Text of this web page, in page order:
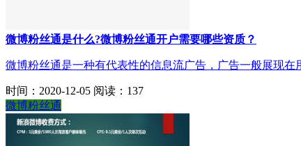
微博粉丝通是什么?微博粉丝通开户需要哪些资质？
微博粉丝通是一种有代表性的信息流广告，广告一般展现
时间：2020-12-05 阅读：137
微博粉丝通